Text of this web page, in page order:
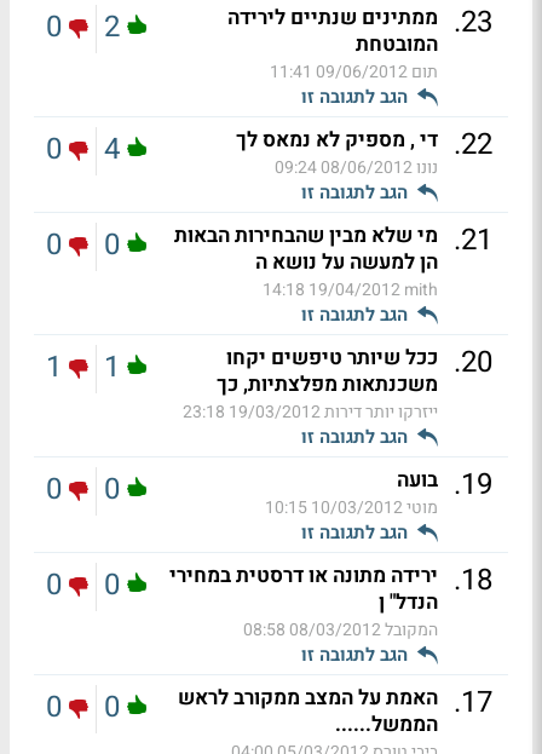
23
. ממתינים שנתיים לירידה
המובטחת
תום09/06/2012 11:41
הגב לתגובה זו
2
0
22
. די , מספיק לא נמאס לך
נונו08/06/2012 09:24
הגב לתגובה זו
4
0
21
. מי שלא מבין שהבחירות הבאות
הן למעשה על נושא ה
mith
19/04/2012 14:18
הגב לתגובה זו
0
0
20
. ככל שיותר טיפשים יקחו
משכנתאות מפלצתיות, כך
ייזרקו יותר דירות19/03/2012 23:18
הגב לתגובה זו
1
1
19
. בועה
מוטי10/03/2012 10:15
הגב לתגובה זו
0
0
18
. ירידה מתונה או דרסטית במחירי
הנדל" ן
המקובל08/03/2012 08:58
הגב לתגובה זו
0
0
17
. האמת על המצב ממקורב לראש
הממשל......
0
0